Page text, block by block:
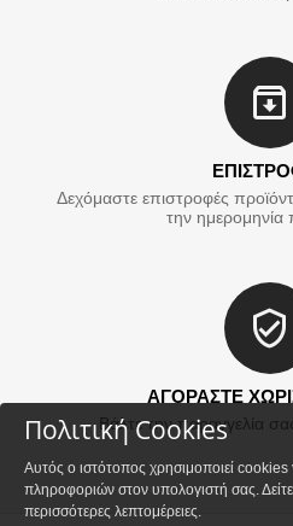
Δεχόμαστε επιστροφές
την ημερομηνία
ΑΓΟΡΑΣΤΕ
Βάλτε την παραγγελία
Πολιτική Cookies
Αυτός ο ιστότοπος χρησιμοποιεί
πληροφοριών στον υπολογιστή σας.
περισσότερες λεπτομέρειες.